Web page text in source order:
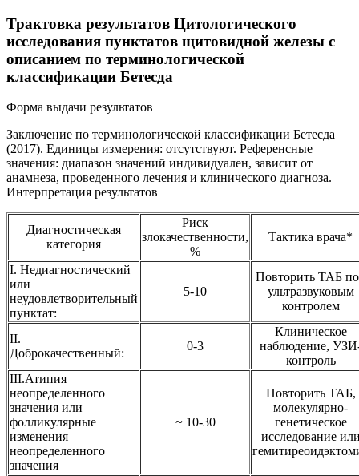
Трактовка результатов Цитологического
исследования пунктатов щитовидной железы с
описанием по терминологической
классификации Бетесда
Форма выдачи результатов
Заключение по терминологической классификации Бетесда
(2017). Единицы измерения: отсутствуют. Референсные
значения: диапазон значений индивидуален, зависит от
анамнеза, проведенного лечения и клинического диагноза.
Интерпретация результатов
Диагностическая
категория
Риск
злокачественности,
%
Тактика врача*
I. Недиагностический
или
неудовлетворительный
пунктат:
5-10
Повторить ТАБ
ультразвуковым
контролем
II.
Доброкачественный:
0-3
Клиническое
наблюдение,
контроль
III.Атипия
неопределенного
значения или
фолликулярные
изменения
неопределенного
значения
~ 10-30
Повторить ТАБ,
молекулярно-
генетическое
исследование